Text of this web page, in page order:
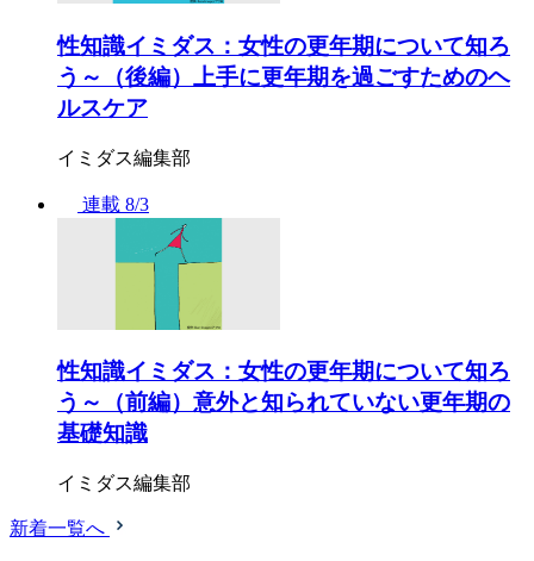
性知識イミダス：女性の更年期について知ろ
う～（後編）上手に更年期を過ごすためのヘ
ルスケア
イミダス編集部
連載 8/3
性知識イミダス：女性の更年期について知ろ
う～（前編）意外と知られていない更年期の
基礎知識
イミダス編集部
新着一覧へ